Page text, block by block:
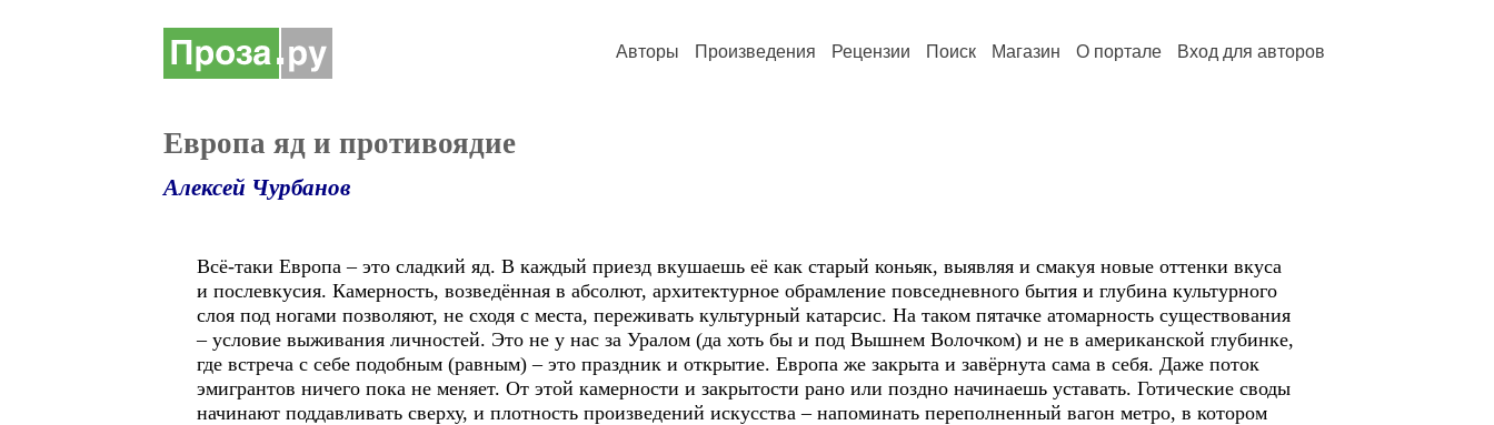
Авторы Произведения Рецензии Поиск Магазин О портале Вход для авторов
Европа яд и противоядие
Алексей Чурбанов
Всё-таки Европа – это сладкий яд. В каждый приезд вкушаешь её как старый коньяк, выявляя и смакуя новые оттенки вкуса
и послевкусия. Камерность, возведённая в абсолют, архитектурное обрамление повседневного бытия и глубина культурного
слоя под ногами позволяют, не сходя с места, переживать культурный катарсис. На таком пятачке атомарность существования
– условие выживания личностей. Это не у нас за Уралом (да хоть бы и под Вышнем Волочком) и не в американской глубинке,
где встреча с себе подобным (равным) – это праздник и открытие. Европа же закрыта и завёрнута сама в себя. Даже поток
эмигрантов ничего пока не меняет. От этой камерности и закрытости рано или поздно начинаешь уставать. Готические своды
начинают поддавливать сверху, и плотность произведений искусства – напоминать переполненный вагон метро, в котором